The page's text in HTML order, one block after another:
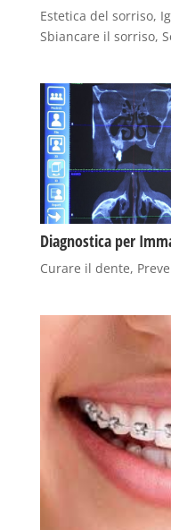
Estetica del sorriso,
Sbiancare il sorriso,
Diagnostica per
Curare il dente,